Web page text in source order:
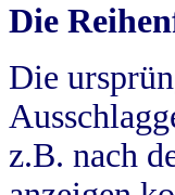
Die
Die
z.B. nach